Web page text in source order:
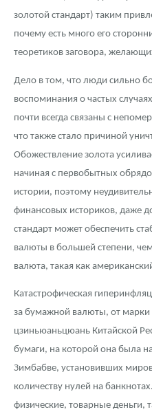
золотой стандарт) таким
почему есть много его
теоретиков заговора,
Дело в том, что люди сильно
воспоминания о частых
почти всегда связаны с
что также стало причиной
Обожествление золота
начиная с первобытных
истории, поэтому
финансовых историков, даже
стандарт может обеспечить
валюты в большей степени,
валюта, такая как
Катастрофическая
за бумажной валюты, от
цзиньюаньцюань Китайской
бумаги, на которой она была
Зимбабве, установивших
количеству нулей на
физические, товарные деньги,